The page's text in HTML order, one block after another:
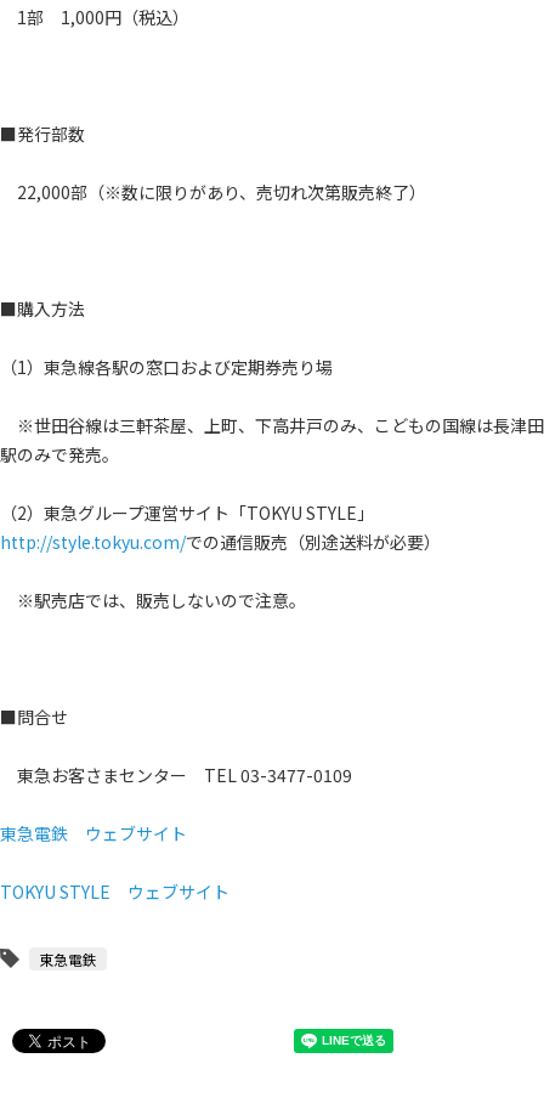
1部 1,000円（税込）
■発行部数
22,000部（※数に限りがあり、売切れ次第販売終了）
■購入方法
（1）東急線各駅の窓口および定期券売り場
※世田谷線は三軒茶屋、上町、下高井戸のみ、こどもの国線は長津田
駅のみで発売。
（2）東急グループ運営サイト「TOKYU STYLE」
http://style.tokyu.com/での通信販売（別途送料が必要）
※駅売店では、販売しないので注意。
■問合せ
東急お客さまセンター TEL 03-3477-0109
東急電鉄 ウェブサイト
TOKYU STYLE ウェブサイト
東急電鉄